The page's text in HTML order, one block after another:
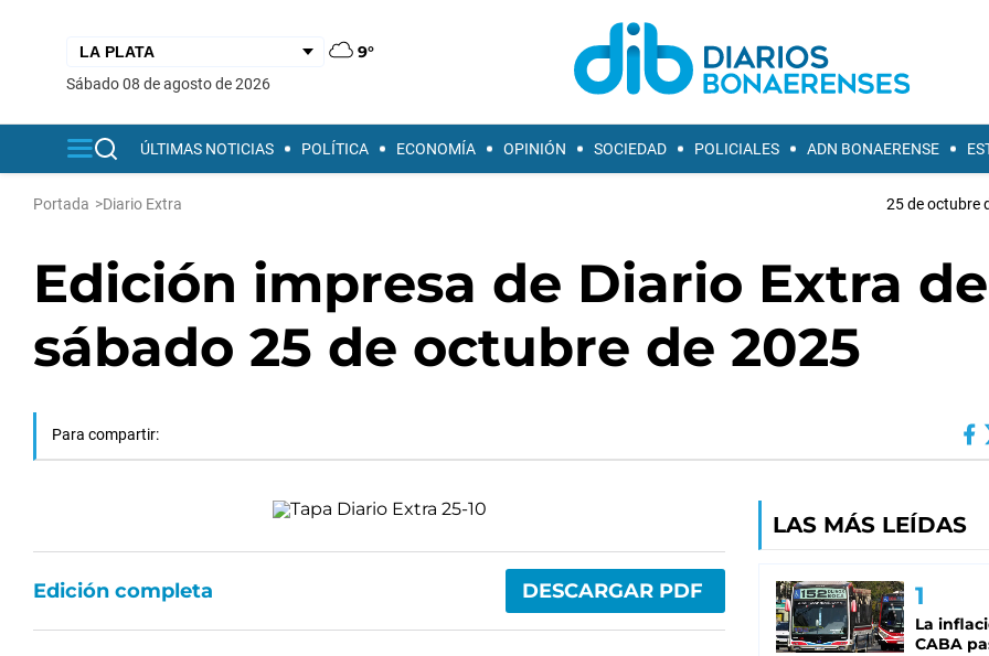
9°
sábado 08 de agosto de 2026
ÚLTIMAS NOTICIAS POLÍTICA ECONOMÍA OPINIÓN SOCIEDAD POLICIALES ADN BONAERENSE
Portada >Diario Extra 25 de octubre
Edición impresa de Diario Extra
sábado 25 de octubre de 2025
Para compartir:
Edición completa DESCARGAR PDF
LAS MÁS LEÍDAS
La
CABA